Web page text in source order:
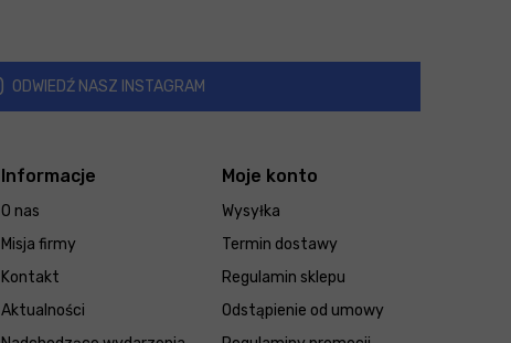
ODWIEDŹ NASZ INSTAGRAM
Informacje
O nas
Misja firmy
Kontakt
Aktualności
Moje konto
Wysyłka
Termin dostawy
Regulamin sklepu
Odstąpienie od umowy